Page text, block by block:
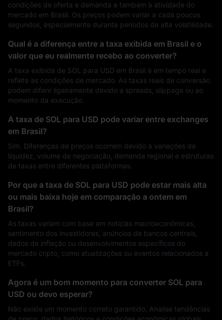
condições de oferta e demanda e também à atividade do
mercado em Brasil. Os preços podem variar a cada poucos
segundos, especialmente durante períodos de alta volatilidade.
Qual é a diferença entre a taxa exibida em Brasil e o
valor que eu realmente recebo ao converter?
A taxa exibida de SOL para USD em Brasil é em tempo real e
reflete as condições de mercado. As taxas reais de conversão
podem diferir ligeiramente devido a spreads, slippage ou ao
momento da execução.
A taxa de SOL para USD pode variar entre exchanges
em Brasil?
Sim. Diferenças de preços ocorrem devido a variações de
liquidez, volume de negociação, demanda regional e estruturas
de taxas entre diferentes plataformas.
Por que a taxa de SOL para USD pode estar mais alta
ou mais baixa hoje em comparação a ontem em
Brasil?
As taxas variam com base em notícias macroeconômicas,
sentimento dos investidores, anúncios de bancos centrais,
dados de inflação ou desenvolvimentos específicos do
mercado cripto, como atualizações ou eventos relacionados a
ETFs.
Agora é um bom momento para converter SOL para
USD ou devo esperar?
Não existe um momento correto garantido. Analise tendências